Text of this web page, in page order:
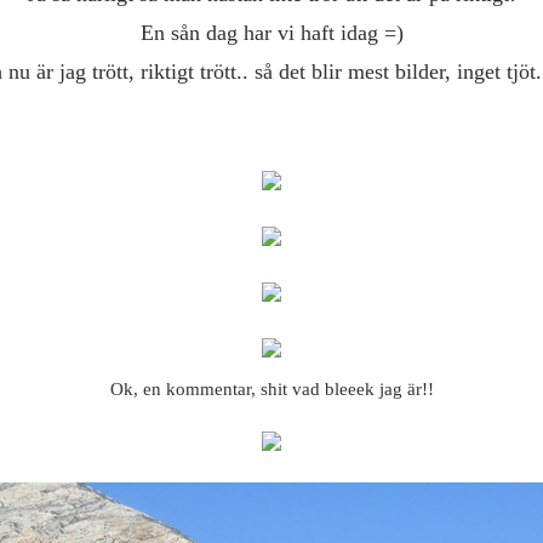
En sån dag har vi haft idag =)
nu är jag trött, riktigt trött.. så det blir mest bilder, inget
Ok, en kommentar, shit vad bleeek jag är!!